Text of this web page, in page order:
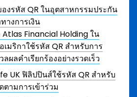
องรหัส QR ในอุตสาหกรรมประกัน
างการเงิน
Financial Holding ใน
เมริกาใช้รหัส QR สำหรับการ
ลผลคำเรียกร้องอย่างรวดเร็ว
UK ฟิลิปปินส์ใช้รหัส QR สำหรับ
ตามการเข้าร่วม